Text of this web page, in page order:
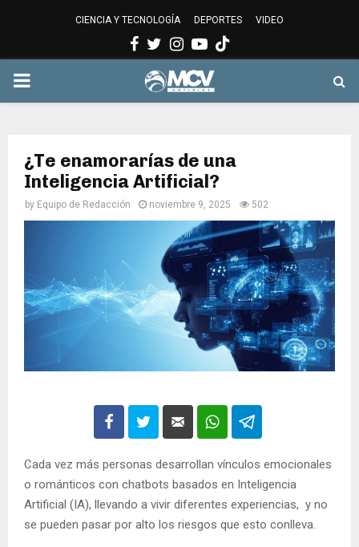
CIENCIA Y TECNOLOGÍA DEPORTES VIDEO
Facebook
Twitter
Instagram
Youtube
PRIMARY
¿Te enamorarías de una
Inteligencia Artificial?
by Equipo de Redacción noviembre 9, 2025 502
Cada vez más personas desarrollan vínculos emocionales
o románticos con chatbots basados en Inteligencia
Artificial (IA), llevando a vivir diferentes experiencias, y no
se pueden pasar por alto los riesgos que esto conlleva.